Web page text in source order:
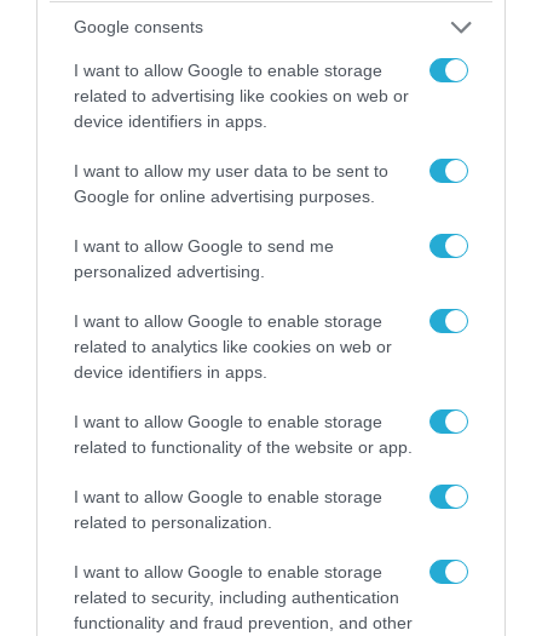
Google consents
I want to allow Google to enable storage
related to advertising like cookies on web or
device identifiers in apps.
I want to allow my user data to be sent to
Google for online advertising purposes.
I want to allow Google to send me
personalized advertising.
I want to allow Google to enable storage
related to analytics like cookies on web or
device identifiers in apps.
I want to allow Google to enable storage
related to functionality of the website or app.
I want to allow Google to enable storage
related to personalization.
I want to allow Google to enable storage
related to security, including authentication
functionality and fraud prevention, and other
06.08.2026 | 09:02
ΗΠΑ: Nέα στοιχεία για το περιστατικό με το
προεδρικό ελικόπτερο Marine One – Βρέθηκε
06.08.2026 | 14:02
«Επιχείρηση ελεύθερα πεζοδρόμια» στην
Αθήνα: Απομακρύνθηκαν παράνομα
αντικείμενα από κοινόχρηστους χώρους